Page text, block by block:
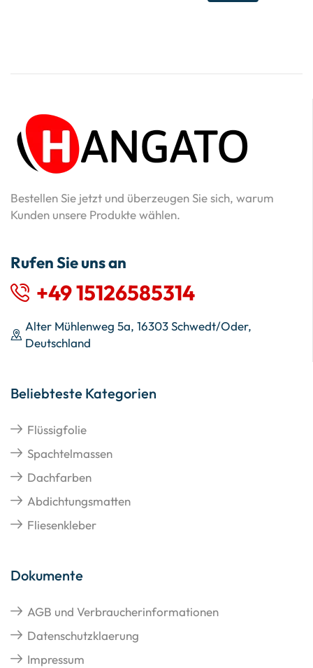
Bestellen Sie jetzt und überzeugen Sie sich, warum
Kunden unsere Produkte wählen.
Rufen Sie uns an
+49 15126585314
Alter Mühlenweg 5a, 16303 Schwedt/Oder,
Deutschland
Beliebteste Kategorien
Flüssigfolie
Spachtelmassen
Dachfarben
Abdichtungsmatten
Fliesenkleber
Dokumente
AGB und Verbraucherinformationen
Datenschutzklaerung
Impressum